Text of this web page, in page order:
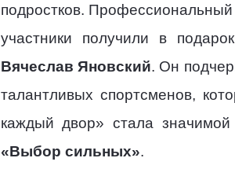
подростков.
участники получили в
Вячеслав Яновский. Он
талантливых спортсменов,
каждый двор» стала
«Выбор сильных».